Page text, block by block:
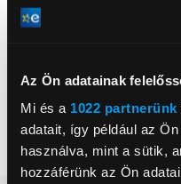
Az Ön adatainak
Mi és a 1022 partnerünk
adatait, így például az
használva, mint a sütik,
hozzáférünk az Ön
by side hűtőszekrény
199 999 Ft